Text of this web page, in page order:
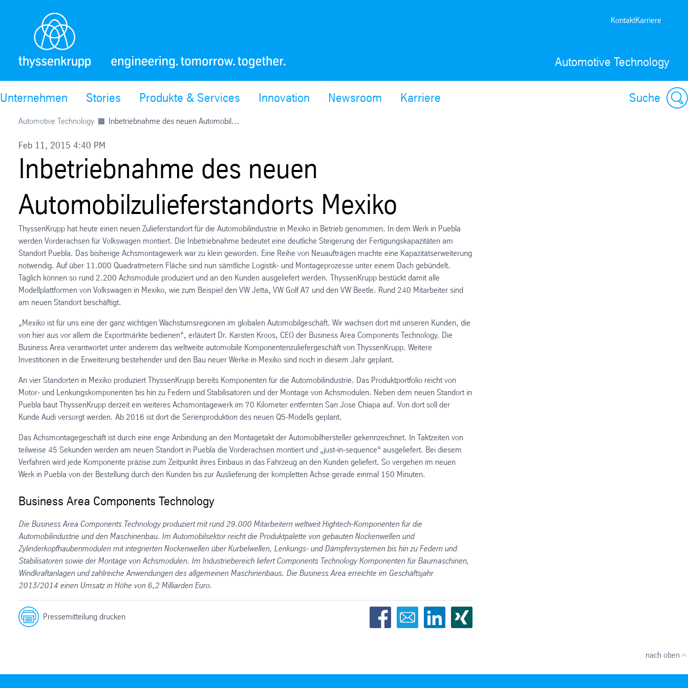
Automotive Technology
KontaktKarriere
Unternehmen Stories Produkte & Services Innovation Newsroom Karriere Suche
Automotive Technology Inbetriebnahme des neuen Automobil...
Feb 11, 2015 4:40 PM
Inbetriebnahme des neuen
Automobilzulieferstandorts Mexiko
ThyssenKrupp hat heute einen neuen Zulieferstandort für die Automobilindustrie in Mexiko in Betrieb genommen. In dem Werk in Puebla
werden Vorderachsen für Volkswagen montiert. Die Inbetriebnahme bedeutet eine deutliche Steigerung der Fertigungskapazitäten am
Standort Puebla. Das bisherige Achsmontagewerk war zu klein geworden. Eine Reihe von Neuaufträgen machte eine Kapazitätserweiterung
notwendig. Auf über 11.000 Quadratmetern Fläche sind nun sämtliche Logistik- und Montageprozesse unter einem Dach gebündelt.
Täglich können so rund 2.200 Achsmodule produziert und an den Kunden ausgeliefert werden. ThyssenKrupp bestückt damit alle
Modellplattformen von Volkswagen in Mexiko, wie zum Beispiel den VW Jetta, VW Golf A7 und den VW Beetle. Rund 240 Mitarbeiter sind
am neuen Standort beschäftigt.
„Mexiko ist für uns eine der ganz wichtigen Wachstumsregionen im globalen Automobilgeschäft. Wir wachsen dort mit unseren Kunden, die
von hier aus vor allem die Exportmärkte bedienen“, erläutert Dr. Karsten Kroos, CEO der Business Area Components Technology. Die
Business Area verantwortet unter anderem das weltweite automobile Komponentenzuliefergeschäft von ThyssenKrupp. Weitere
Investitionen in die Erweiterung bestehender und den Bau neuer Werke in Mexiko sind noch in diesem Jahr geplant.
An vier Standorten in Mexiko produziert ThyssenKrupp bereits Komponenten für die Automobilindustrie. Das Produktportfolio reicht von
Motor- und Lenkungskomponenten bis hin zu Federn und Stabilisatoren und der Montage von Achsmodulen. Neben dem neuen Standort in
Puebla baut ThyssenKrupp derzeit ein weiteres Achsmontagewerk im 70 Kilometer entfernten San Jose Chiapa auf. Von dort soll der
Kunde Audi versorgt werden. Ab 2016 ist dort die Serienproduktion des neuen Q5-Modells geplant.
Das Achsmontagegeschäft ist durch eine enge Anbindung an den Montagetakt der Automobilhersteller gekennzeichnet. In Taktzeiten von
teilweise 45 Sekunden werden am neuen Standort in Puebla die Vorderachsen montiert und „just-in-sequence“ ausgeliefert. Bei diesem
Verfahren wird jede Komponente präzise zum Zeitpunkt ihres Einbaus in das Fahrzeug an den Kunden geliefert. So vergehen im neuen
Werk in Puebla von der Bestellung durch den Kunden bis zur Auslieferung der kompletten Achse gerade einmal 150 Minuten.
Business Area Components Technology
Die Business Area Components Technology produziert mit rund 29.000 Mitarbeitern weltweit Hightech-Komponenten für die
Automobilindustrie und den Maschinenbau. Im Automobilsektor reicht die Produktpalette von gebauten Nockenwellen und
Zylinderkopfhaubenmodulen mit integrierten Nockenwellen über Kurbelwellen, Lenkungs- und Dämpfersystemen bis hin zu Federn und
Stabilisatoren sowie der Montage von Achsmodulen. Im Industriebereich liefert Components Technology Komponenten für Baumaschinen,
Windkraftanlagen und zahlreiche Anwendungen des allgemeinen Maschinenbaus. Die Business Area erreichte im Geschäftsjahr
2013/2014 einen Umsatz in Höhe von 6,2 Milliarden Euro.
Pressemitteilung drucken
nach oben